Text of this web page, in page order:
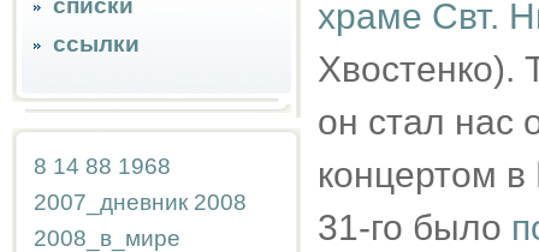
списки
ссылки
8 14 88 1968
2007_дневник 2008
2008_в_мире
храме Свт.
Хвостенко).
он стал нас
концертом
31-го было